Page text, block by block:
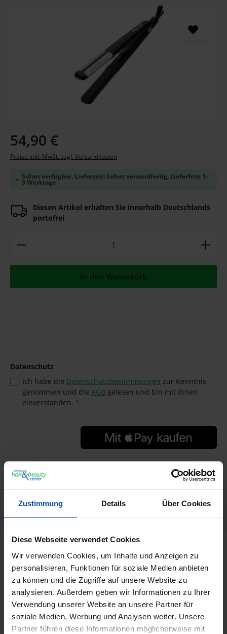
Zustimmung Details Über Cookies
Diese Webseite verwendet Cookies
Wir verwenden Cookies, um Inhalte und Anzeigen zu
personalisieren, Funktionen für soziale Medien anbieten
zu können und die Zugriffe auf unsere Website zu
analysieren. Außerdem geben wir Informationen zu Ihrer
Verwendung unserer Website an unsere Partner für
soziale Medien, Werbung und Analysen weiter. Unsere
Partner führen diese Informationen möglicherweise mit
Regulärer Preis:
54,90 €
Preise inkl. MwSt. zzgl. Versandkosten
Sofort verfügbar, Lieferzeit: Sofort versandfertig, Lieferfrist 1-
3 Werktage
Diesen Artikel erhalten Sie innerhalb Deutschlands
portofrei
Produkt Anzahl: Gib den gewünschten Wert ein
In den Warenkorb
Datenschutz
Ich habe die Datenschutzbestimmungen zur Kenntnis
genommen und die AGB gelesen und bin mit ihnen
einverstanden. *
4029924037219
Herstellernummer:
Beschreibung
Tondeo Cerion Curve Black Profi Styler für perfekt
geglättetes Haar oder lebendige Locken mit seidigem
Glanz. Eigenscha…Mehr
Video 2
Informationen zur Produktsicherheit